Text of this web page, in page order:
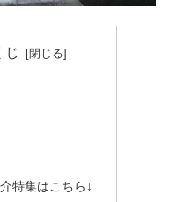
じ
特集はこちら↓